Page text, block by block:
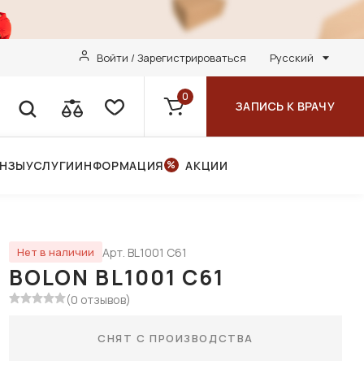
Войти / Зарегистрироваться Русский
0
ЗАПИСЬ К ВРАЧУ
УСЛУГИИНФОРМАЦИЯ АКЦИИ
Нет в наличии Арт. BL1001 C61
BOLON BL1001 C61
(0 отзывов)
СНЯТ С ПРОИЗВОДСТВА